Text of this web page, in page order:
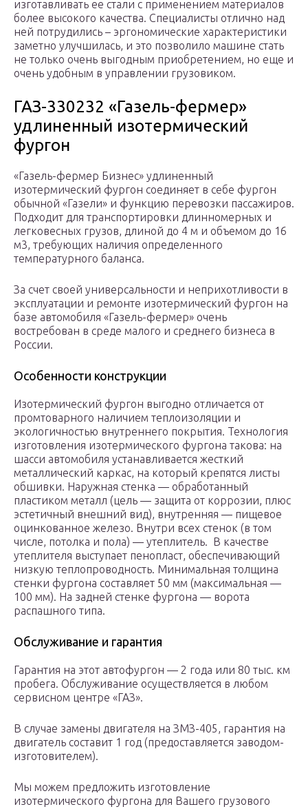
изготавливать ее стали с применением материалов
более высокого качества. Специалисты отлично над
ней потрудились – эргономические характеристики
заметно улучшилась, и это позволило машине стать
не только очень выгодным приобретением, но еще и
очень удобным в управлении грузовиком.
ГАЗ-330232 «Газель-фермер»
удлиненный изотермический
фургон
«Газель-фермер Бизнес» удлиненный
изотермический фургон соединяет в себе фургон
обычной «Газели» и функцию перевозки пассажиров.
Подходит для транспортировки длинномерных и
легковесных грузов, длиной до 4 м и объемом до 16
м3, требующих наличия определенного
температурного баланса.
За счет своей универсальности и неприхотливости в
эксплуатации и ремонте изотермический фургон на
базе автомобиля «Газель-фермер» очень
востребован в среде малого и среднего бизнеса в
России.
Особенности конструкции
Изотермический фургон выгодно отличается от
промтоварного наличием теплоизоляции и
экологичностью внутреннего покрытия. Технология
изготовления изотермического фургона такова: на
шасси автомобиля устанавливается жесткий
металлический каркас, на который крепятся листы
обшивки. Наружная стенка — обработанный
пластиком металл (цель — защита от коррозии, плюс
эстетичный внешний вид), внутренняя — пищевое
оцинкованное железо. Внутри всех стенок (в том
числе, потолка и пола) — утеплитель. В качестве
утеплителя выступает пенопласт, обеспечивающий
низкую теплопроводность. Минимальная толщина
стенки фургона составляет 50 мм (максимальная —
100 мм). На задней стенке фургона — ворота
распашного типа.
Обслуживание и гарантия
Гарантия на этот автофургон — 2 года или 80 тыс. км
пробега. Обслуживание осуществляется в любом
сервисном центре «ГАЗ».
В случае замены двигателя на ЗМЗ-405, гарантия на
двигатель составит 1 год (предоставляется заводом-
изготовителем).
Мы можем предложить изготовление
изотермического фургона для Вашего грузового